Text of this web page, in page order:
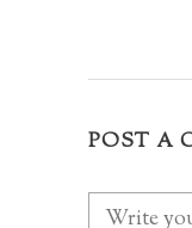
POST A